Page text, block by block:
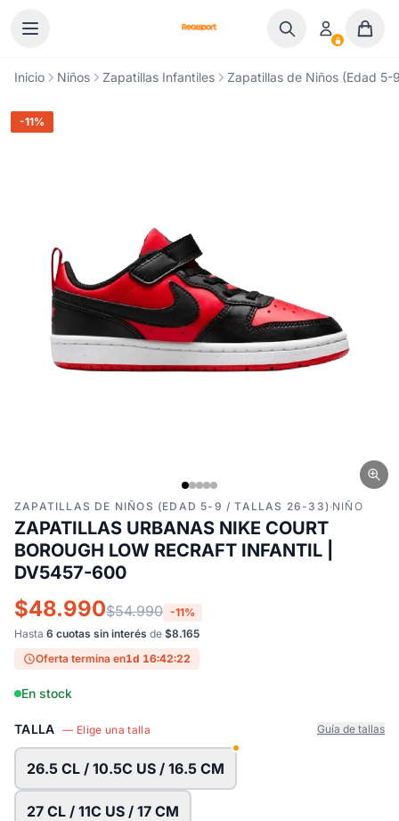
Inicio Niños Zapatillas Infantiles Zapatillas de Niños (Edad
-11%
ZAPATILLAS DE NIÑOS (EDAD 5-9 / TALLAS 26-33)·NIÑO
ZAPATILLAS URBANAS NIKE COURT
BOROUGH LOW RECRAFT INFANTIL |
DV5457-600
$48.990$54.990 -11%
Hasta 6 cuotas sin interés de $8.165
Oferta termina en1d 16:42:21
En stock
TALLA — Elige una talla Guía de tallas
26.5 CL / 10.5C US / 16.5 CM
27 CL / 11C US / 17 CM